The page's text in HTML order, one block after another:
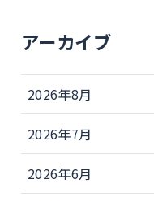
アーカイブ
2026年8月
2026年7月
2026年6月